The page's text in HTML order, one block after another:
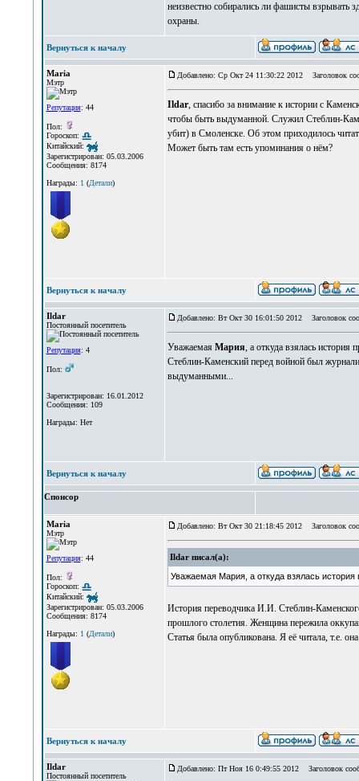
неизвестно собирались ли фашисты взрывать
охраны.
Вернуться к началу
Maria
Мэтр
Репутация: 44
Пол:
Гороскоп:
Китайский:
Зарегистрирован: 05.03.2006
Сообщения: 8174
Награды: 1(Детали)
Добавлено: Ср Окт 24 11:30:22 2012 Заголовок
Ildar, спасибо за внимание к истории с
чтобы быть выдуманной. Служил Стеблин-
убит) в Смоленске. Об этом приходилось
Может быть там есть упоминания о нём?
Вернуться к началу
Ildar
Постоянный посетитель
Репутация: 4
Пол:
Зарегистрирован: 16.01.2012
Сообщения: 109
Награды: Нет
Добавлено: Вт Окт 30 16:01:50 2012 Заголовок
Уважаемая Мария, а откуда взялась история
Стеблин-Каменский перед войной был
выдуманными...
Вернуться к началу
Спонсор
Maria
Мэтр
Репутация: 44
Пол:
Гороскоп:
Китайский:
Зарегистрирован: 05.03.2006
Сообщения: 8174
Награды: 1(Детали)
Добавлено: Вт Окт 30 21:18:45 2012 Заголовок
Ildar писал(а):
Уважаемая Мария, а откуда взялась история
История переводчика И.И. Стеблин-
прошлого столетия. Женщина пережила
Статья была опубликована. Я её читала, т.е.
Вернуться к началу
Ildar
Постоянный посетитель
Добавлено: Пт Ноя 16 0:49:55 2012 Заголовок